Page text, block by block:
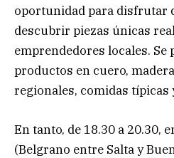
oportunidad para disfrutar
descubrir piezas únicas
emprendedores locales.
productos en cuero,
regionales, comidas
En tanto, de 18.30 a 20.30,
(Belgrano entre Salta y